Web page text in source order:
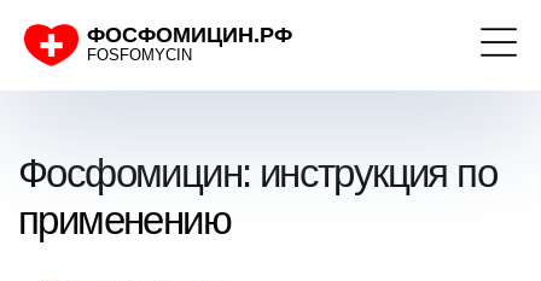
ФОСФОМИЦИН.РФ
FOSFOMYCIN
Фосфомицин: инструкция по
применению